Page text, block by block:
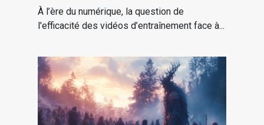
entraînement en personne ?
À l’ère du numérique, la question de
l'efficacité des vidéos d’entraînement face à...